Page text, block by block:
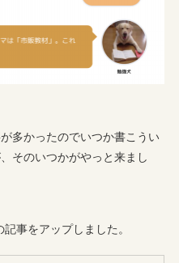
多かったのでいつか書こうい
そのいつかがやっと来まし
記事をアップしました。